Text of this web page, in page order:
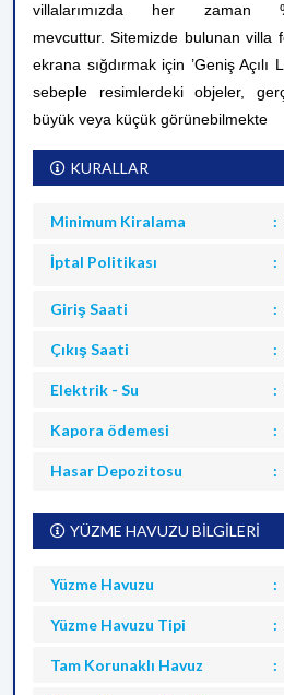
villalarımızda her zaman
mevcuttur. Sitemizde bulunan villa
ekrana sığdırmak için ’Geniş Açılı
sebeple resimlerdeki objeler,
büyük veya küçük görünebilmekte
KURALLAR
Minimum Kiralama
İptal Politikası
Giriş Saati
Çıkış Saati
Elektrik - Su
Kapora ödemesi
Hasar Depozitosu
YÜZME HAVUZU BİLGİLERİ
Yüzme Havuzu
Yüzme Havuzu Tipi
Tam Korunaklı Havuz